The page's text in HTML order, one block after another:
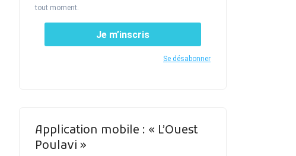
tout moment.
Je m’inscris
Se désabonner
Application mobile : « L’Ouest
Poulavi »